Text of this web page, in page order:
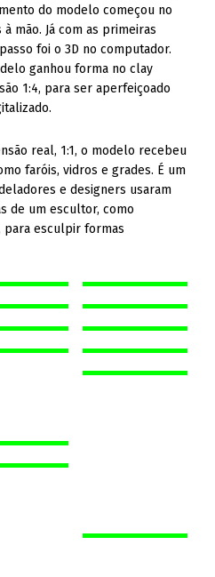
do modelo começou no
mão. Já com as primeiras
foi o 3D no computador.
ganhou forma no clay
1:4, para ser aperfeiçoado
real, 1:1, o modelo recebeu
faróis, vidros e grades. É um
e designers usaram
de um escultor, como
para esculpir formas